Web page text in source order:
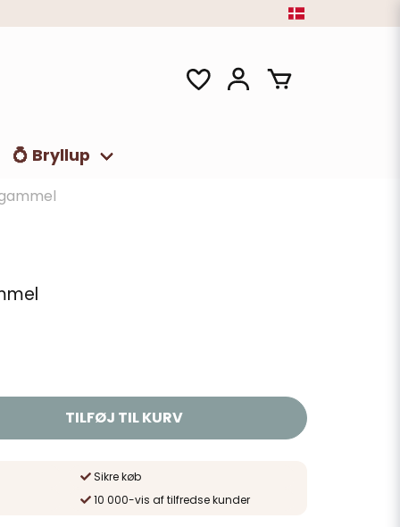
💍 Bryllup
TILFØJ TIL KURV
Sikre køb
10 000-vis af tilfredse kunder